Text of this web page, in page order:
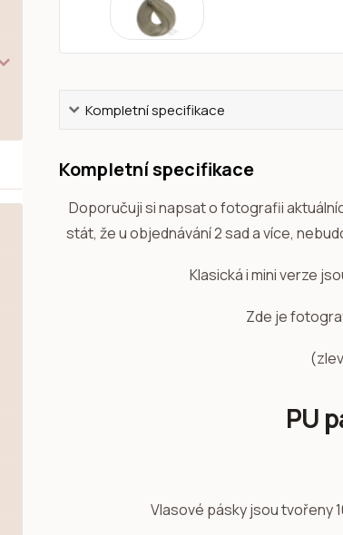
Kompletní specifikace
Kompletní specifikace
Doporučuji si napsat o fotografii
stát, že u objednávání 2 sad a více,
Klasická i mini verze
Zde je
PU
Vlasové pásky jsou tvořeny